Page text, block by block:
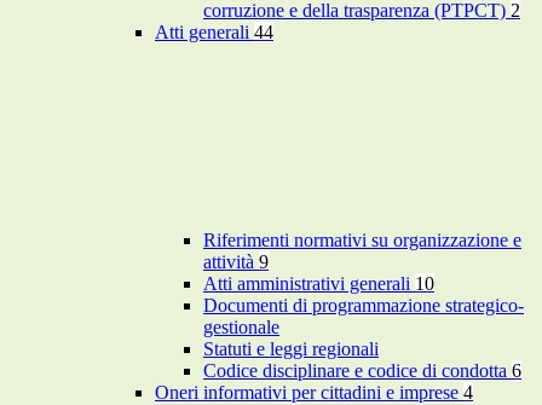
corruzione e della trasparenza (PTPCT) 2
Atti generali 44
Riferimenti normativi su organizzazione e
attività 9
Atti amministrativi generali 10
Documenti di programmazione strategico-
gestionale
Statuti e leggi regionali
Codice disciplinare e codice di condotta 6
Oneri informativi per cittadini e imprese 4